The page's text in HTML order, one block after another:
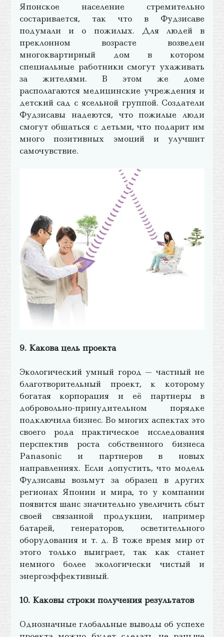
Японское население стремительно
состаривается, так что в Фудзисаве
подумали и о пожилых. Для людей в
преклонном возрасте возведен
многоквартирный дом в котором
специальные работники смогут ухаживать
за жителями. В этом же доме
располагаются медицинские учреждения и
детский сад с ясельной группой. Создатели
Фудзисавы надеются, что пожилые люди
смогут общаться с детьми, что подарит им
много позитивных эмоций и улучшит
самочувствие.
9. Какова цель проекта
Экологический умный город — частный не
благотворительный проект, к которому
богатая корпорация и её партнеры в
добровольно-принудительном порядке
подключила бизнес. Во многих аспектах это
своего рода практическое исследования
перспектив роста собственного бизнеса
Panasonic и партнеров в новых
направлениях. Если допустить, что модель
Фудзисавы возьмут за образец в других
регионах Японии и мира, то у компании
появится шанс значительно увеличить сбыт
своей связанной продукции, например
батарей, генераторов, осветительного
оборудования и т. д. В тоже время мир от
этого только выиграет, так как станет
немного более экологически чистый и
энергоэффективный.
10. Каковы строки получения результатов
Однозначные глобальные выводы об успехе